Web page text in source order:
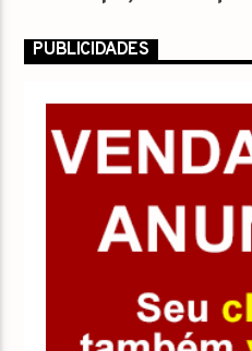
Título
Artista
NO AR
07:00
Rádio J.SID
PUBLICIDADES